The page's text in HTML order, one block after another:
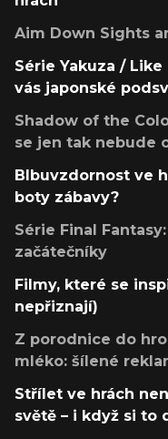
Aim Down Sights
Série Yakuza /
vás japonské
Shadow of the
se jen tak nebude
Blbuvzdornost ve
boty zábavy?
Série Final
začátečníky
Filmy, které se
nepřiznají)
Z porodnice do
mléko: šílené
Střílet ve hrách
světě – i když si to